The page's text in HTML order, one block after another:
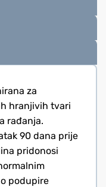
za
hranjivih tvari
rađanja.
90 dana prije
pridonosi
podupire